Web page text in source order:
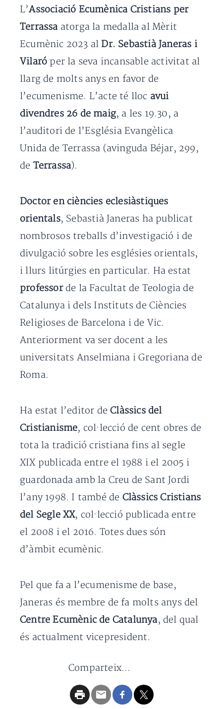
L’Associació Ecumènica Cristians per
Terrassaatorga la medalla al Mèrit
Ecumènic 2023 al Dr. Sebastià Janeras i
Vilaró per la seva incansable activitat al
llarg de molts anys en favor de
l’ecumenisme. L’acte té lloc avui
divendres 26 de maig, a les 19.30, a
l’auditori de l’Església Evangèlica
Unida de Terrassa (avinguda Béjar, 299,
de Terrassa).
Doctor en ciències eclesiàstiques
orientals, Sebastià Janeras ha publicat
nombrosos treballs d’investigació i de
divulgació sobre les esglésies orientals,
i llurs litúrgies en particular. Ha estat
professorde la Facultat de Teologia de
Catalunya i dels Instituts de Ciències
Religioses de Barcelona i de Vic.
Anteriorment va ser docent a les
universitats Anselmiana i Gregoriana de
Roma.
Ha estat l’editor deClàssics del
Cristianisme, col·lecció de cent obres de
tota la tradició cristiana fins al segle
XIX publicada entre el 1988 i el 2005 i
guardonada amb la Creu de Sant Jordi
l’any 1998. I també de Clàssics Cristians
del Segle XX, col·lecció publicada entre
el 2008 i el 2016. Totes dues són
d’àmbit ecumènic.
Pel que fa a l’ecumenisme de base,
Janeras és membre de fa molts anys del
Centre Ecumènic de Catalunya, del qual
és actualment vicepresident.
Comparteix...